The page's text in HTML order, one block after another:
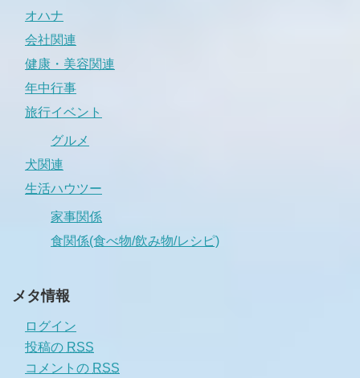
オハナ
会社関連
健康・美容関連
年中行事
旅行イベント
グルメ
犬関連
生活ハウツー
家事関係
食関係(食べ物/飲み物/レシピ)
メタ情報
ログイン
投稿の RSS
コメントの RSS